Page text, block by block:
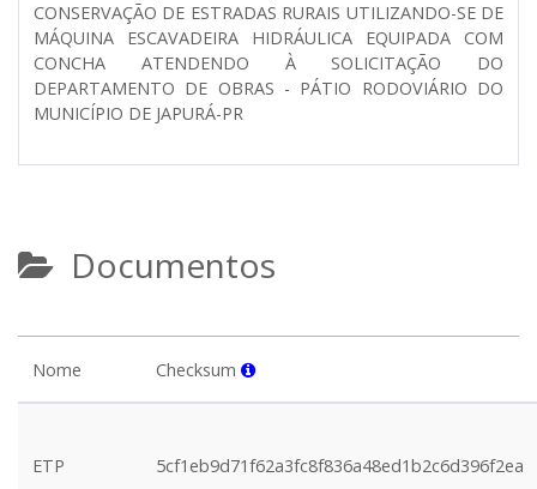
CONSERVAÇÃO DE ESTRADAS RURAIS UTILIZANDO-SE DE
MÁQUINA ESCAVADEIRA HIDRÁULICA EQUIPADA COM
CONCHA ATENDENDO À SOLICITAÇÃO DO
DEPARTAMENTO DE OBRAS - PÁTIO RODOVIÁRIO DO
MUNICÍPIO DE JAPURÁ-PR
Documentos
Nome Checksum
ETP 5cf1eb9d71f62a3fc8f836a48ed1b2c6d396f2ea